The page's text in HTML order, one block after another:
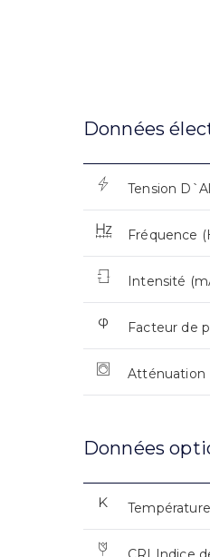
Données
Tension
Fréquence
Intensité
Facteur de
Atténuation
Données